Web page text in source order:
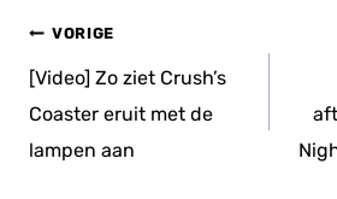
Bericht
navigatie
VORIGE
[Video] Zo ziet Crush’s
Coaster eruit met de
lampen aan